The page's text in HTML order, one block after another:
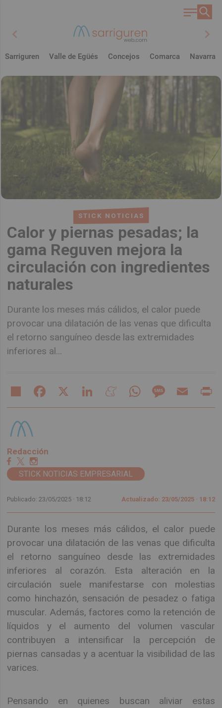
chevron_left chevron_right
Sarriguren Valle de Egüés Concejos Comarca Navarra
STICK NOTICIAS
Calor y piernas pesadas; la
gama Reguven mejora la
circulación con ingredientes
naturales
Durante los meses más cálidos, el calor puede
provocar una dilatación de las venas que dificulta
el retorno sanguíneo desde las extremidades
inferiores al...
Share Facebook LinkedIn MeneameWhatsAppMessageEmail
Redacción
STICK NOTICIAS EMPRESARIAL
Publicado: 23/05/2025 · 18:12 Actualizado: 23/05/2025 · 18:12
Durante los meses más cálidos, el calor puede
provocar una dilatación de las venas que dificulta
el retorno sanguíneo desde las extremidades
inferiores al corazón. Esta alteración en la
circulación suele manifestarse con molestias
como hinchazón, sensación de pesadez o fatiga
muscular. Además, factores como la retención de
líquidos y el aumento del volumen vascular
contribuyen a intensificar la percepción de
piernas cansadas y a acentuar la visibilidad de las
varices.
Pensando en quienes buscan aliviar estas